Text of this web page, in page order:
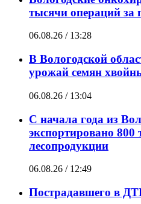
тыcячи операций за
06.08.26 / 13:28
В Вологодской
урожай семян
06.08.26 / 13:04
С начала года из
экспортировано 800
лесопродукции
06.08.26 / 12:49
Пострадавшего в